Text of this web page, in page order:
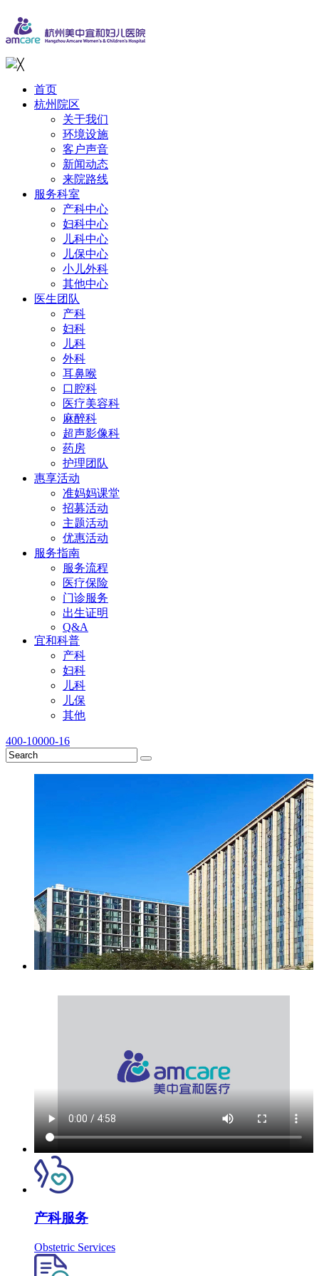
╳
首页
杭州院区
关于我们
环境设施
客户声音
新闻动态
来院路线
服务科室
产科中心
妇科中心
儿科中心
儿保中心
小儿外科
其他中心
医生团队
产科
妇科
儿科
外科
耳鼻喉
口腔科
医疗美容科
麻醉科
超声影像科
药房
护理团队
惠享活动
准妈妈课堂
招募活动
主题活动
优惠活动
服务指南
服务流程
医疗保险
门诊服务
出生证明
Q&A
宜和科普
产科
妇科
儿科
儿保
其他
400-10000-16
产科服务
Obstetric Services